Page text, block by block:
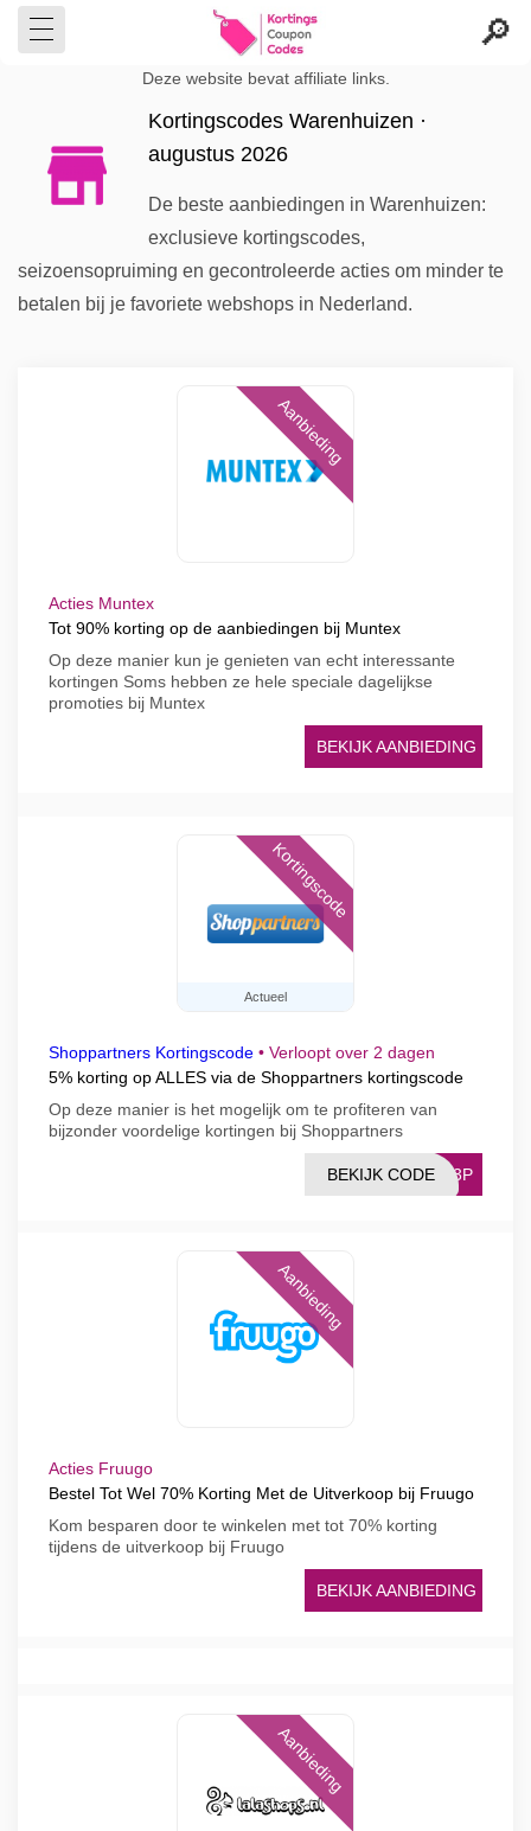
Deze website bevat affiliate links.
Kortingscodes Warenhuizen ·
augustus 2026
De beste aanbiedingen in Warenhuizen:
exclusieve kortingscodes,
seizoensopruiming en gecontroleerde acties om minder te
betalen bij je favoriete webshops in Nederland.
Aanbieding
Acties Muntex
Tot 90% korting op de aanbiedingen bij Muntex
Op deze manier kun je genieten van echt interessante
kortingen Soms hebben ze hele speciale dagelijkse
promoties bij Muntex
BEKIJK AANBIEDING
Actueel
Kortingscode
Shoppartners Kortingscode • Verloopt over 2 dagen
5% korting op ALLES via de Shoppartners kortingscode
Op deze manier is het mogelijk om te profiteren van
bijzonder voordelige kortingen bij Shoppartners
DR3P
BEKIJK CODE
Aanbieding
Acties Fruugo
Bestel Tot Wel 70% Korting Met de Uitverkoop bij Fruugo
Kom besparen door te winkelen met tot 70% korting
tijdens de uitverkoop bij Fruugo
BEKIJK AANBIEDING
Aanbieding